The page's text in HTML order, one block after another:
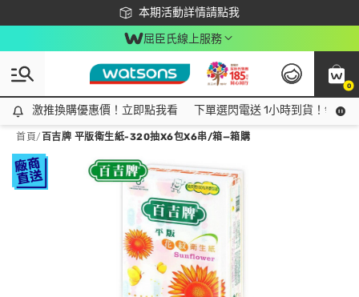
本期活動詳情請點我
下載app最高回饋$350
屈臣氏線上服務
0
激推換購優惠價！立即點我看
激推換購優惠價！立即點我看 下單選閃電送 1小時到貨！領神
首頁/ 百吉牌 平版衛生紙-320抽X6包X6串/箱—箱購